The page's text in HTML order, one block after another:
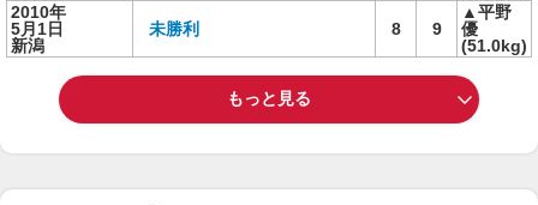
2010年
5月1日
新潟
未勝利 8 9
▲平野
優
(51.0kg)
もっと見る